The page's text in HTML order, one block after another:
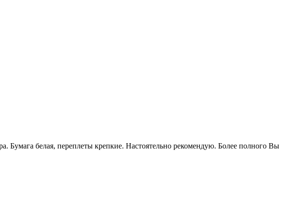
Бумага белая, переплеты крепкие. Настоятельно рекомендую. Более полного Вы